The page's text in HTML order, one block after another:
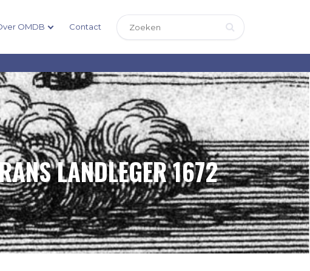
OMDB Contact
LANDLEGER 1672